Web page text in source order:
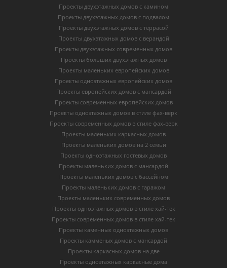
Проекты двухэтажных домов с камином
Проекты двухэтажных домов с подвалом
Проекты двухэтажных домов с террасой
Проекты двухэтажных домов с верандой
Проекты двухэтажных современных домов
Проекты больших двухэтажных домов
Проекты маленьких европейских домов
Проекты одноэтажных европейских домов
Проекты европейских домов с мансардой
Проекты современных европейских домов
Проекты одноэтажных домов в стиле фах-верк
Проекты современных домов в стиле фах-верк
Проекты маленьких каркасных домов
Проекты маленьких домов на 2 семьи
Проекты одноэтажных гостевых домов
Проекты маленьких домов с мансардой
Проекты маленьких домов с бассейном
Проекты маленьких домов с гаражом
Проекты маленьких современных домов
Проекты одноэтажных домов в стиле хай-тек
Проекты современных домов в стиле хай-тек
Проекты каменных одноэтажных домов
Проекты камменых домов с мансардой
Проекты каркасных домов на две
Проекты одноэтажных каркасные дома